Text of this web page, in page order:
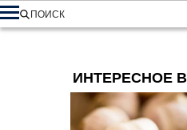
ПОИСК